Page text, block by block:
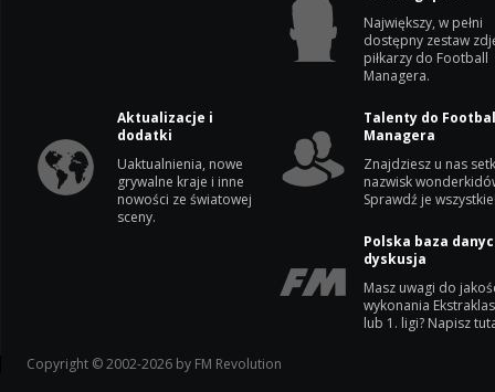
Największy, w pełni
dostępny zestaw
piłkarzy do Football
Managera.
Aktualizacje i
dodatki
Uaktualnienia, nowe
grywalne kraje i inne
nowości ze światowej
sceny.
Talenty do
Managera
Znajdziesz u nas
nazwisk
Sprawdź je
Polska baza
dyskusja
Masz uwagi do
wykonania
lub 1. ligi? Napisz
Copyright © 2002-2026 by FM Revolution